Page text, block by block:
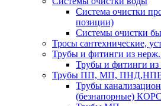
Система очистки
позиции)
Системы очистки
Тросы сантехнические,
Трубы и фитинги из нерж.
Трубы и фитинги
Трубы ПП, МП,
Трубы
(безнапорные)